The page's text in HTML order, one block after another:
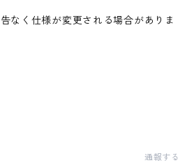
なく仕様が変更される場合がありま
通報する